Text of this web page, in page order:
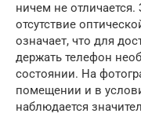
ничем не отличается.
отсутствие
означает, что для
держать телефон
состоянии. На
помещении и в
наблюдается